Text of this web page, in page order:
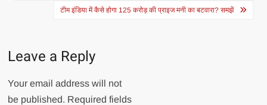
टीम इंडिया में कैसे होगा 125 करोड़ की प्राइज मनी का बटवारा? समझें
Leave a Reply
Your email address will not
be published. Required fields